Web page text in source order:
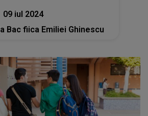
09 iul 2024
Bac fiica Emiliei Ghinescu